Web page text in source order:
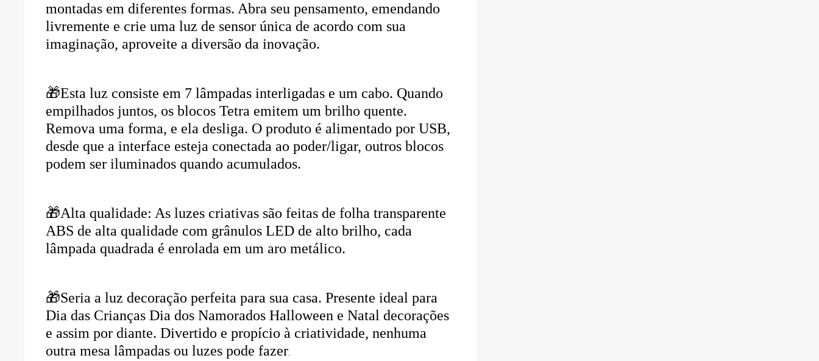
montadas em diferentes formas. Abra seu pensamento, emendando
livremente e crie uma luz de sensor única de acordo com sua
imaginação, aproveite a diversão da inovação.
🎁Esta luz consiste em 7 lâmpadas interligadas e um cabo. Quando
empilhados juntos, os blocos Tetra emitem um brilho quente.
Remova uma forma, e ela desliga. O produto é alimentado por USB,
desde que a interface esteja conectada ao poder/ligar, outros blocos
podem ser iluminados quando acumulados.
🎁Alta qualidade: As luzes criativas são feitas de folha transparente
ABS de alta qualidade com grânulos LED de alto brilho, cada
lâmpada quadrada é enrolada em um aro metálico.
🎁Seria a luz decoração perfeita para sua casa. Presente ideal para
Dia das Crianças Dia dos Namorados Halloween e Natal decorações
e assim por diante. Divertido e propício à criatividade, nenhuma
outra mesa lâmpadas ou luzes pode fazer.